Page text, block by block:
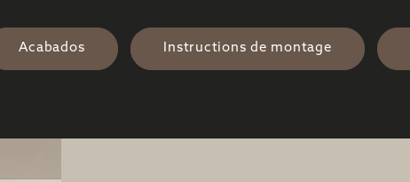
Acabados Instructions de montage